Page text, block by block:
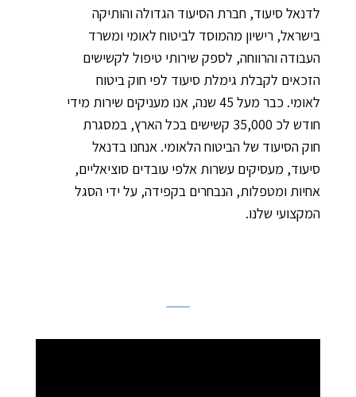
לדנאל סיעוד, חברת הסיעוד הגדולה והותיקה
בישראל, רישיון מהמוסד לביטוח לאומי ומשרד
העבודה והרווחה, לספק שירותי טיפול לקשישים
הזכאים לקבלת גימלת סיעוד לפי חוק ביטוח
לאומי. כבר מעל 45 שנה, אנו מעניקים שירות מידי
חודש לכ 35,000 קשישים בכל הארץ, במסגרת
חוק הסיעוד של הביטוח הלאומי. אנחנו בדנאל
סיעוד, מעסיקים עשרות אלפי עובדים סוציאליים,
אחיות ומטפלות, הנבחרים בקפידה, על ידי הסגל
המקצועי שלנו.